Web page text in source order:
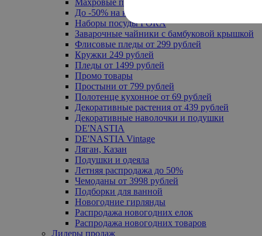
До -50% на ковры
Наборы посуды FORA
Заварочные чайники с бамбуковой крышкой
Флисовые пледы от 299 рублей
Кружки 249 рублей
Пледы от 1499 рублей
Промо товары
Простыни от 799 рублей
Полотенце кухонное от 69 рублей
Декоративные растения от 439 рублей
Декоративные наволочки и подушки
DE'NASTIA
DE'NASTIA Vintage
Ляган, Казан
Подушки и одеяла
Летняя распродажа до 50%
Чемоданы от 3998 рублей
Подборки для ванной
Новогодние гирлянды
Распродажа новогодних елок
Распродажа новогодних товаров
Лидеры продаж